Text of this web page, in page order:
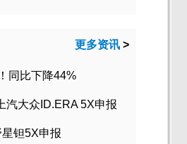
更多资讯 >
同比下降44%
汽大众ID.ERA 5X申报
钽5X申报